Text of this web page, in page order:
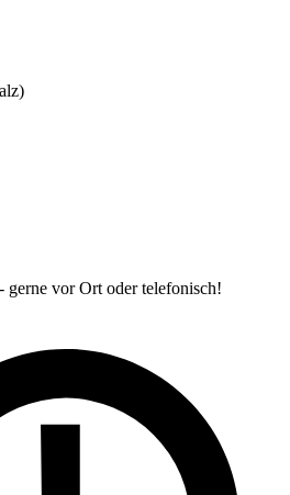
vor Ort oder telefonisch!